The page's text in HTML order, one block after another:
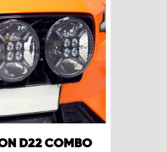
D22 COMBO